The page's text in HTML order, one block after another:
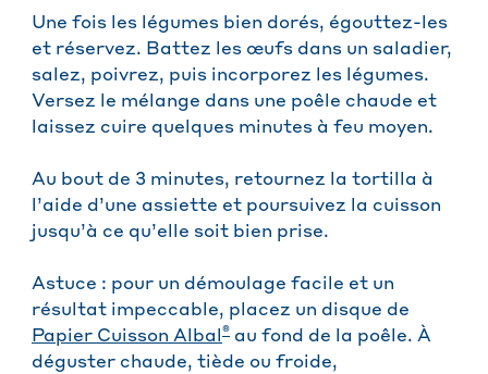
Une fois les légumes bien dorés, égouttez-les
et réservez. Battez les œufs dans un saladier,
salez, poivrez, puis incorporez les légumes.
Versez le mélange dans une poêle chaude et
laissez cuire quelques minutes à feu moyen.
Au bout de 3 minutes, retournez la tortilla à
l’aide d’une assiette et poursuivez la cuisson
jusqu’à ce qu’elle soit bien prise.
Astuce : pour un démoulage facile et un
résultat impeccable, placez un disque de
Papier Cuisson Albal® au fond de la poêle. À
déguster chaude, tiède ou froide,